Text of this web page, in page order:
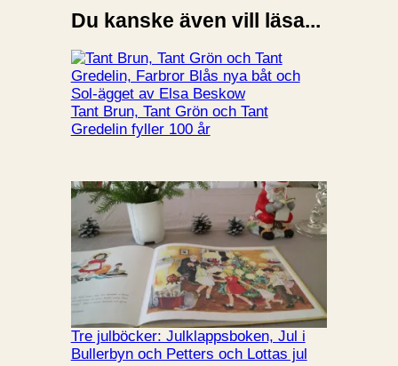
Du kanske även vill läsa...
Tant Brun, Tant Grön och Tant
Gredelin fyller 100 år
Tre julböcker: Julklappsboken, Jul i
Bullerbyn och Petters och Lottas jul